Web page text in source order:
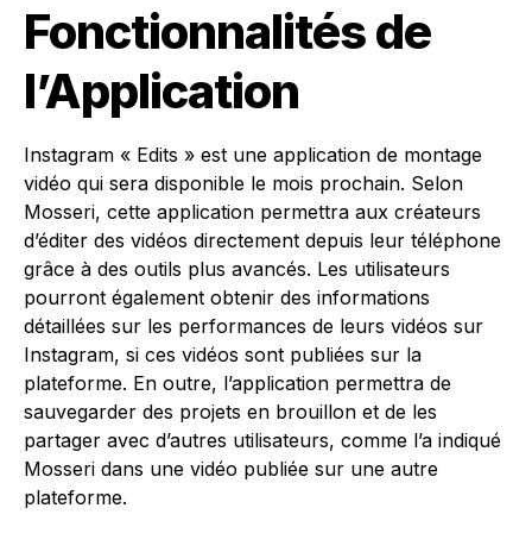
Fonctionnalités de
l’Application
Instagram « Edits » est une application de montage
vidéo qui sera disponible le mois prochain. Selon
Mosseri, cette application permettra aux créateurs
d’éditer des vidéos directement depuis leur téléphone
grâce à des outils plus avancés. Les utilisateurs
pourront également obtenir des informations
détaillées sur les performances de leurs vidéos sur
Instagram, si ces vidéos sont publiées sur la
plateforme. En outre, l’application permettra de
sauvegarder des projets en brouillon et de les
partager avec d’autres utilisateurs, comme l’a indiqué
Mosseri dans une vidéo publiée sur une autre
plateforme.